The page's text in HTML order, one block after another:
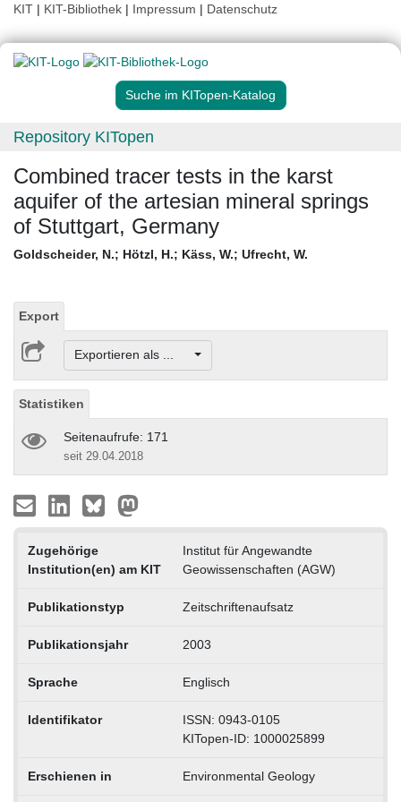
KIT | KIT-Bibliothek | Impressum | Datenschutz
Suche im KITopen-Katalog
Repository KITopen
Combined tracer tests in the karst
aquifer of the artesian mineral springs
of Stuttgart, Germany
Goldscheider, N.; Hötzl, H.; Käss, W.; Ufrecht, W.
Export
Exportieren als ...
Statistiken
Seitenaufrufe: 171
seit 29.04.2018
Zugehörige
Institution(en) am KIT
Institut für Angewandte
Geowissenschaften (AGW)
Publikationstyp Zeitschriftenaufsatz
Publikationsjahr 2003
Sprache Englisch
Identifikator
ISSN: 0943-0105
KITopen-ID: 1000025899
Erschienen in Environmental Geology